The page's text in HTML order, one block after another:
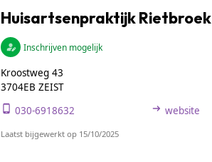
Huisartsenpraktijk Rietbroek
Inschrijven mogelijk
Kroostweg 43
3704EB ZEIST
030-6918632 website
Laatst bijgewerkt op 15/10/2025